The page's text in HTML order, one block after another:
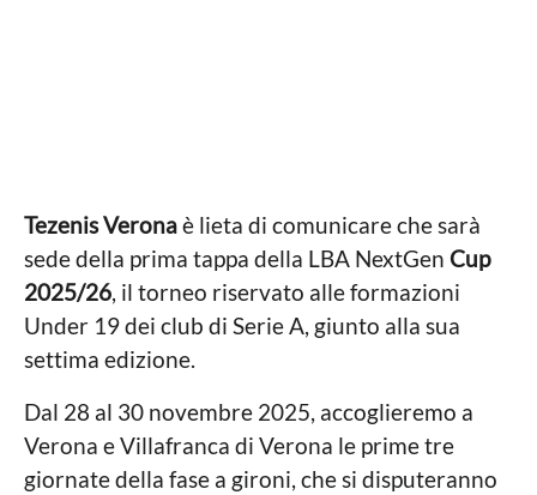
g
r
e
Tezenis Veronaè lieta di comunicare che sarà
sede della prima tappa della LBA NextGen Cup
2025/26, il torneo riservato alle formazioni
Under 19 dei club di Serie A, giunto alla sua
settima edizione.
Dal 28 al 30 novembre 2025, accoglieremo a
Verona e Villafranca di Verona le prime tre
giornate della fase a gironi, che si disputeranno